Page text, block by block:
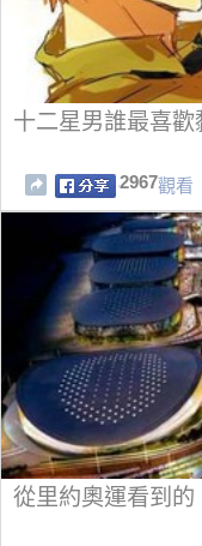
十二星男誰最喜歡
2967觀看
從里約奧運看到的